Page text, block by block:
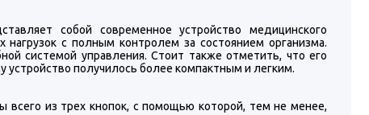
собой современное устройство медицинского
с полным контролем за состоянием организма.
системой управления. Стоит также отметить, что его
устройство получилось более компактным и легким.
всего из трех кнопок, с помощью которой, тем не менее,